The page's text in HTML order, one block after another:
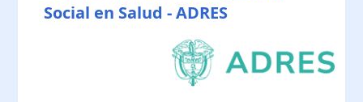
Social en Salud - ADRES